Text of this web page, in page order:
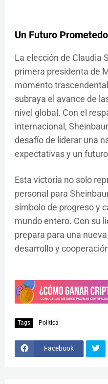
Un Futuro
La elección de Claudia
primera presidenta de
momento
subraya el avance de
nivel global. Con el
internacional,
desafío de liderar una
expectativas y un
Esta victoria no solo
personal para
símbolo de progreso y
mundo entero. Con su
prepara para una
desarrollo y
Tags Política
Facebook